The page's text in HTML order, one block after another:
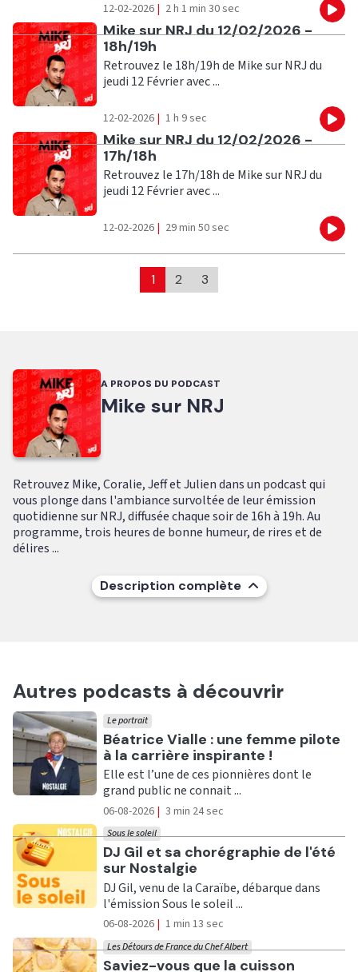
12-02-2026 | 2 h 1 min 30 sec
Ecouter
Mike sur NRJ du 12/02/2026 -
18h/19h
Retrouvez le 18h/19h de Mike sur NRJ du
jeudi 12 Février avec ...
12-02-2026 | 1 h 9 sec
Ecouter
Mike sur NRJ du 12/02/2026 -
17h/18h
Retrouvez le 17h/18h de Mike sur NRJ du
jeudi 12 Février avec ...
12-02-2026 | 29 min 50 sec
1 2 3
A PROPOS DU PODCAST
Mike sur NRJ
Retrouvez Mike, Coralie, Jeff et Julien dans un podcast qui
vous plonge dans l'ambiance survoltée de leur émission
quotidienne sur NRJ, diffusée chaque soir de 16h à 19h. Au
programme, trois heures de bonne humeur, de rires et de
délires ...
Description complète
Autres podcasts à découvrir
Ecouter
Béatrice Vialle : une femme pilote
à la carrière inspirante !
Le portrait
Elle est l’une de ces pionnières dont le
grand public ne connait ...
06-08-2026 | 3 min 24 sec
Ecouter
DJ Gil et sa chorégraphie de l'été
sur Nostalgie
Sous le soleil
DJ Gil, venu de la Caraïbe, débarque dans
l'émission Sous le soleil ...
06-08-2026 | 1 min 13 sec
Ecouter
Saviez-vous que la cuisson
Les Détours de France du Chef Albert